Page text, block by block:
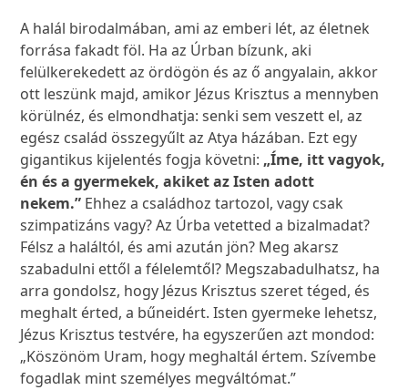
A halál birodalmában, ami az emberi lét, az életnek
forrása fakadt föl. Ha az Úrban bízunk, aki
felülkerekedett az ördögön és az ő angyalain, akkor
ott leszünk majd, amikor Jézus Krisztus a mennyben
körülnéz, és elmondhatja: senki sem veszett el, az
egész család összegyűlt az Atya házában. Ezt egy
gigantikus kijelentés fogja követni: „Íme, itt vagyok,
én és a gyermekek, akiket az Isten adott
nekem.” Ehhez a családhoz tartozol, vagy csak
szimpatizáns vagy? Az Úrba vetetted a bizalmadat?
Félsz a haláltól, és ami azután jön? Meg akarsz
szabadulni ettől a félelemtől? Megszabadulhatsz, ha
arra gondolsz, hogy Jézus Krisztus szeret téged, és
meghalt érted, a bűneidért. Isten gyermeke lehetsz,
Jézus Krisztus testvére, ha egyszerűen azt mondod:
„Köszönöm Uram, hogy meghaltál értem. Szívembe
fogadlak mint személyes megváltómat.”